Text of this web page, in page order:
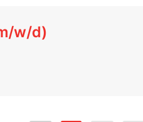
w/d)